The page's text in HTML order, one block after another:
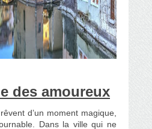
des amoureux
d’un moment magique,
Dans la ville qui ne